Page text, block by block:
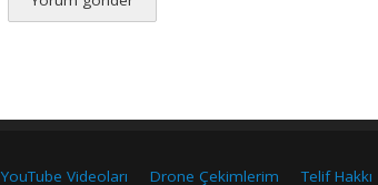
YouTube Videoları Drone Çekimlerim Telif Hakkı